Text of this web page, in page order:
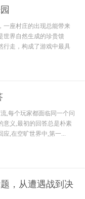
一座村庄的出现总能带来
世界自然生成的珍贵馈
行走，构成了游戏中最具
,每个玩家都面临同一个问
意义,最初的回答总是朴素
应,在空旷世界中,第一...
，从遭遇战到决